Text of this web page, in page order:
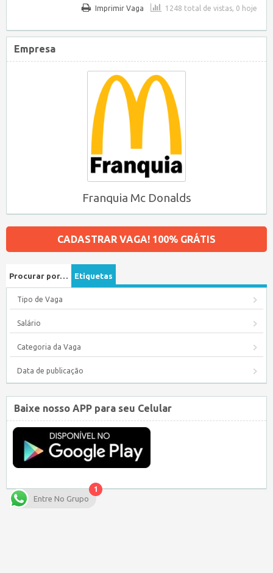
1248 total de vistas, 0 hoje
Imprimir Vaga
Empresa
Franquia Mc Donalds
CADASTRAR VAGA! 100% GRÁTIS
Procurar por… Etiquetas
Tipo de Vaga
Salário
Categoria da Vaga
Data de publicação
Baixe nosso APP para seu Celular
1
Entre No Grupo